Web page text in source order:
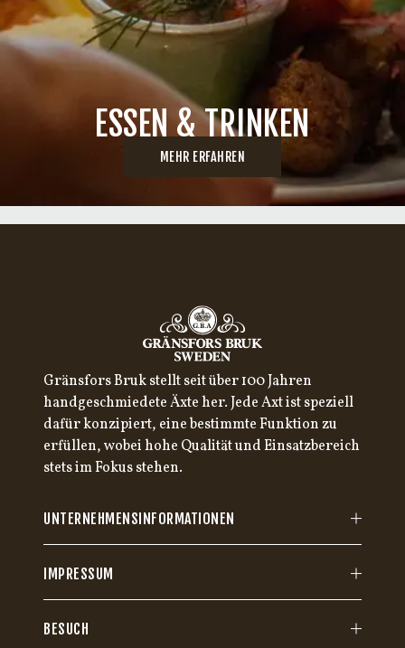
ESSEN & TRINKEN
MEHR ERFAHREN
Gränsfors Bruk stellt seit über 100 Jahren
handgeschmiedete Äxte her. Jede Axt ist speziell
dafür konzipiert, eine bestimmte Funktion zu
erfüllen, wobei hohe Qualität und Einsatzbereich
stets im Fokus stehen.
UNTERNEHMENSINFORMATIONEN
IMPRESSUM
BESUCH